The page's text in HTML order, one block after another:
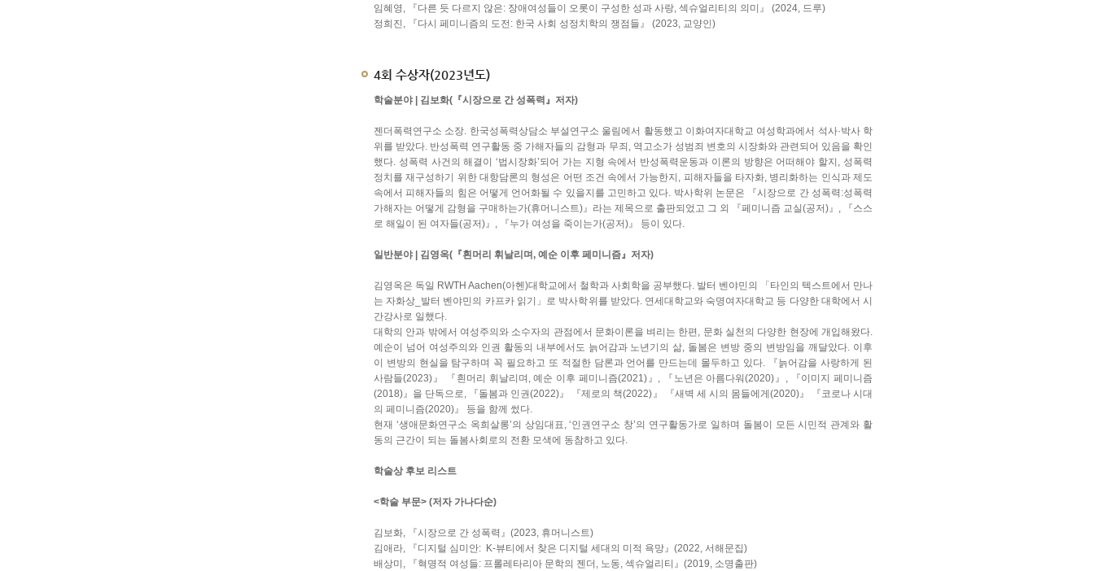
임혜영, 『다른 듯 다르지 않은: 장애여성들이 오롯이 구성한 성과 사랑, 섹슈얼리티의 의미』 (2024, 드루)
정희진, 『다시 페미니즘의 도전: 한국 사회 성정치학의 쟁점들』 (2023, 교양인)
4회 수상자(2023년도)
학술분야 | 김보화(『시장으로 간 성폭력』저자)
젠더폭력연구소 소장. 한국성폭력상담소 부설연구소 울림에서 활동했고 이화여자대학교 여성학과에서 석사·박사 학
위를 받았다. 반성폭력 연구활동 중 가해자들의 감형과 무죄, 역고소가 성범죄 변호의 시장화와 관련되어 있음을 확인
했다. 성폭력 사건의 해결이 ‘법시장화’되어 가는 지형 속에서 반성폭력운동과 이론의 방향은 어떠해야 할지, 성폭력
정치를 재구성하기 위한 대항담론의 형성은 어떤 조건 속에서 가능한지, 피해자들을 타자화, 병리화하는 인식과 제도
속에서 피해자들의 힘은 어떻게 언어화될 수 있을지를 고민하고 있다. 박사학위 논문은 『시장으로 간 성폭력:성폭력
가해자는 어떻게 감형을 구매하는가(휴머니스트)』라는 제목으로 출판되었고 그 외 『페미니즘 교실(공저)』, 『스스
로 해일이 된 여자들(공저)』, 『누가 여성을 죽이는가(공저)』 등이 있다.
일반분야 | 김영옥(『흰머리 휘날리며, 예순 이후 페미니즘』저자)
김영옥은 독일 RWTH Aachen(아헨)대학교에서 철학과 사회학을 공부했다. 발터 벤야민의 「타인의 텍스트에서 만나
는 자화상_발터 벤야민의 카프카 읽기」로 박사학위를 받았다. 연세대학교와 숙명여자대학교 등 다양한 대학에서 시
간강사로 일했다.
대학의 안과 밖에서 여성주의와 소수자의 관점에서 문화이론을 벼리는 한편, 문화 실천의 다양한 현장에 개입해왔다.
예순이 넘어 여성주의와 인권 활동의 내부에서도 늙어감과 노년기의 삶, 돌봄은 변방 중의 변방임을 깨달았다. 이후
이 변방의 현실을 탐구하며 꼭 필요하고 또 적절한 담론과 언어를 만드는데 몰두하고 있다. 『늙어감을 사랑하게 된
사람들(2023)』 『흰머리 휘날리며, 예순 이후 페미니즘(2021)』, 『노년은 아름다워(2020)』, 『이미지 페미니즘
(2018)』을 단독으로, 『돌봄과 인권(2022)』 『제로의 책(2022)』 『새벽 세 시의 몸들에게(2020)』 『코로나 시대
의 페미니즘(2020)』 등을 함께 썼다.
현재 ‘생애문화연구소 옥희살롱’의 상임대표, ‘인권연구소 창’의 연구활동가로 일하며 돌봄이 모든 시민적 관계와 활
동의 근간이 되는 돌봄사회로의 전환 모색에 동참하고 있다.
학술상 후보 리스트
<학술 부문> (저자 가나다순)
김보화, 『시장으로 간 성폭력』(2023, 휴머니스트)
김애라, 『디지털 심미안: K-뷰티에서 찾은 디지털 세대의 미적 욕망』(2022, 서해문집)
배상미, 『혁명적 여성들: 프롤레타리아 문학의 젠더, 노동, 섹슈얼리티』(2019, 소명출판)